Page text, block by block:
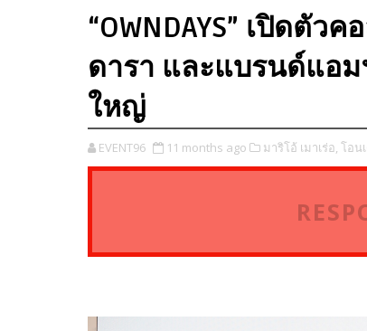
“OWNDAYS” เปิดตั
ดารา และแบรนด์แอม
ใหญ่
EVENT96 11 months ago มาริโอ้ เมาเร่อ, โอน